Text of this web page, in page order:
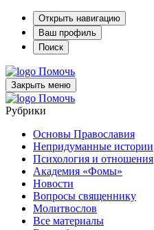
Открыть навигацию
Ваш профиль
Поиск
Помочь
Закрыть меню
Помочь
Рубрики
Основы Православия
Непридуманные истории
Психология и отношения
Академия «Фомы»
Новости
Вопросы священнику
Молитвослов
Все материалы